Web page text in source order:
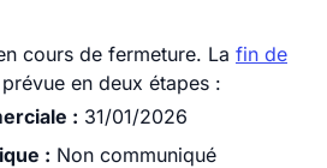
cours de fermeture. La fin de
en deux étapes :
: 31/01/2026
: Non communiqué